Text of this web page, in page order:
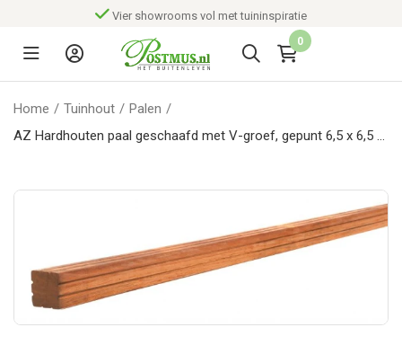
Vier showrooms vol met tuininspiratie
0
Home / Tuinhout / Palen /
AZ Hardhouten paal geschaafd met V-groef, gepunt 6,5 x 6,5 x